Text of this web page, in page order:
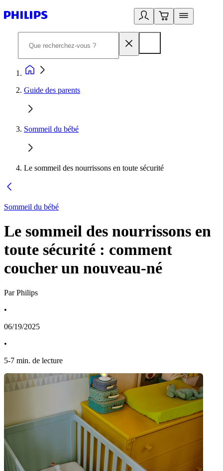
Guide des parents
Sommeil du bébé
Le sommeil des nourrissons en toute sécurité
Sommeil du bébé
Le sommeil des nourrissons en
toute sécurité : comment
coucher un nouveau-né
Par Philips
•
06/19/2025
•
5-7 min. de lecture